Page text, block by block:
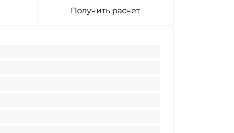
Получить расчет